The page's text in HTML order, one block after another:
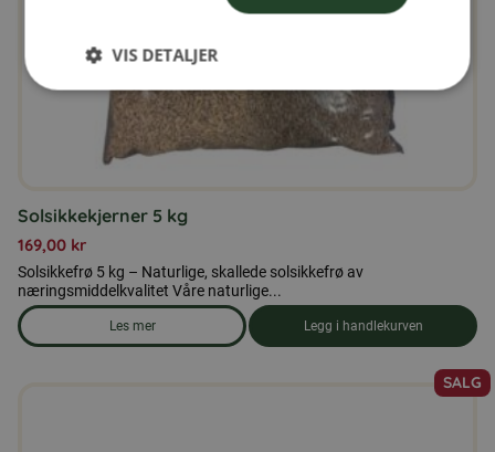
Solsikkekjerner 5 kg
169,00 kr
Solsikkefrø 5 kg – Naturlige, skallede solsikkefrø av
næringsmiddelkvalitet Våre naturlige...
Les mer
om produkten Solsikkekjerner 5 kg
Legg i handlekurven
SALG
VIS DETALJER